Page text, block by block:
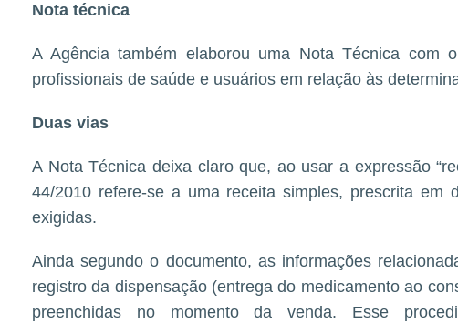
Nota técnica
A Agência também elaborou uma Nota Técnica com
profissionais de saúde e usuários em relação às
Duas vias
A Nota Técnica deixa claro que, ao usar a expressão
44/2010 refere-se a uma receita simples, prescrita em
exigidas.
Ainda segundo o documento, as informações
registro da dispensação (entrega do medicamento ao
preenchidas no momento da venda. Esse